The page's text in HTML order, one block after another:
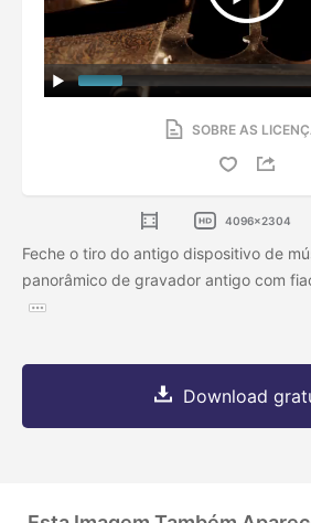
SOBRE AS
4096x2304
Feche o tiro do antigo dispositivo de
panorâmico de gravador antigo com
Download